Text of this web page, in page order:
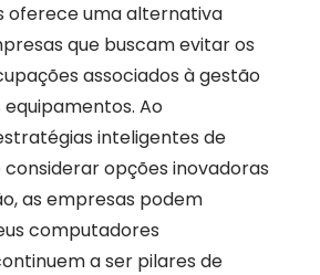
oferece uma alternativa
que buscam evitar os
associados à gestão
Ao
inteligentes de
opções inovadoras
as empresas podem
computadores
a ser pilares de